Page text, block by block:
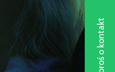
Poproś o kontakt